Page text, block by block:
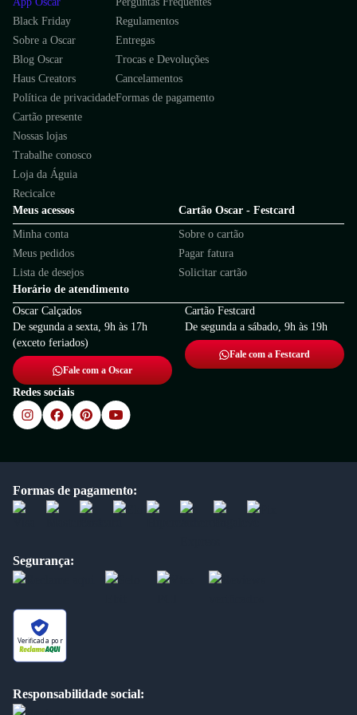
Black Friday
Sobre a Oscar
Blog Oscar
Haus Creators
Política de privacidade
Cartão presente
Nossas lojas
Trabalhe conosco
Loja da Águia
Recicalce
Regulamentos
Entregas
Trocas e Devoluções
Cancelamentos
Formas de pagamento
Meus acessos
Minha conta
Meus pedidos
Lista de desejos
Cartão Oscar - Festcard
Sobre o cartão
Pagar fatura
Solicitar cartão
Horário de atendimento
Oscar Calçados
De segunda a sexta, 9h às 17h
(exceto feriados)
Fale com a Oscar
Cartão Festcard
De segunda a sábado, 9h às 19h
Fale com a Festcard
Redes sociais
Formas de pagamento:
Segurança:
Verificada por
Responsabilidade social: